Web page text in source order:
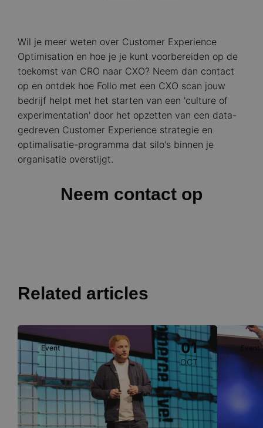
Wil je meer weten over Customer Experience
Optimisation en hoe je je kunt voorbereiden op de
toekomst van CRO naar CXO? Neem dan contact
op en ontdek hoe Follo met een CXO scan jouw
bedrijf helpt met het starten van een 'culture of
experimentation' door het opzetten van een data-
gedreven Customer Experience strategie en
optimalisatie-programma dat silo's binnen je
organisatie overstijgt.
Neem contact op
Related articles
Event 01
OCT
Image
Event
Image